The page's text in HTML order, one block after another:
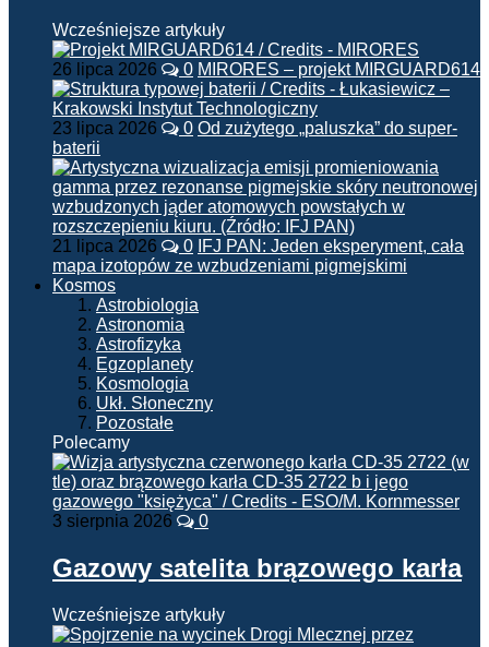
Wcześniejsze artykuły
26 lipca 2026 0 MIRORES – projekt MIRGUARD614
23 lipca 2026 0 Od zużytego „paluszka” do super-
baterii
21 lipca 2026 0 IFJ PAN: Jeden eksperyment, cała
mapa izotopów ze wzbudzeniami pigmejskimi
Kosmos
Astrobiologia
Astronomia
Astrofizyka
Egzoplanety
Kosmologia
Ukł. Słoneczny
Pozostałe
Polecamy
3 sierpnia 2026 0
Gazowy satelita brązowego karła
Wcześniejsze artykuły